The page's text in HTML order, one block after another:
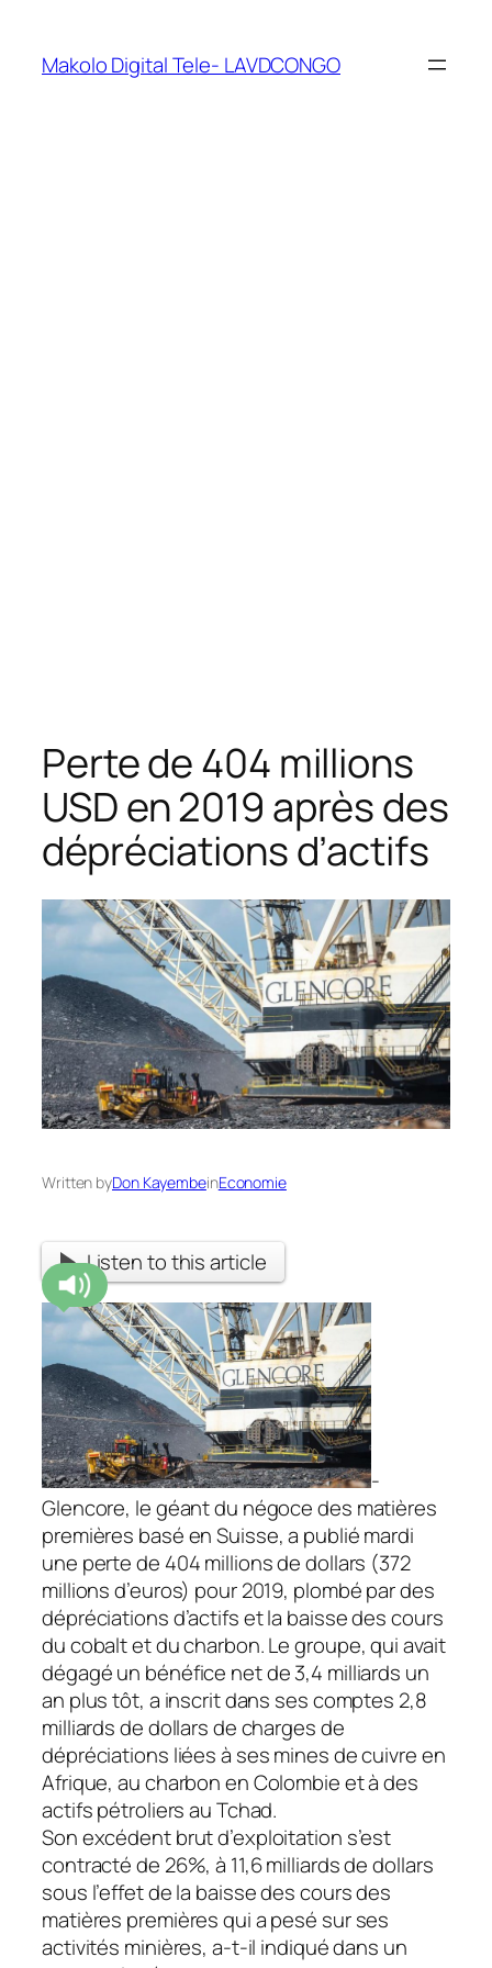
Makolo Digital Tele- LAVDCONGO
Perte de 404 millions
USD en 2019 après des
dépréciations d’actifs
Written byDon KayembeinEconomie
Listen to this article
-
Glencore, le géant du négoce des matières
premières basé en Suisse, a publié mardi
une perte de 404 millions de dollars (372
millions d’euros) pour 2019, plombé par des
dépréciations d’actifs et la baisse des cours
du cobalt et du charbon. Le groupe, qui avait
dégagé un bénéfice net de 3,4 milliards un
an plus tôt, a inscrit dans ses comptes 2,8
milliards de dollars de charges de
dépréciations liées à ses mines de cuivre en
Afrique, au charbon en Colombie et à des
actifs pétroliers au Tchad.
Son excédent brut d’exploitation s’est
contracté de 26%, à 11,6 milliards de dollars
sous l’effet de la baisse des cours des
matières premières qui a pesé sur ses
activités minières, a-t-il indiqué dans un